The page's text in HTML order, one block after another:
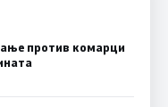
против комарци